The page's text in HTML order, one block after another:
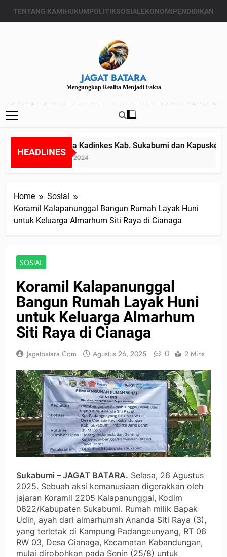
TENTANG KAMIHUKUMPOLITIKSOSIALEKONOMIPENDIDIKAN
JAGAT BATARA
Mengungkap Realita Menjadi Fakta
HEADLINES
Diduga Kadinkes Kab. Sukabumi dan
Juli 24, 2024
Home
Sosial
Koramil Kalapanunggal Bangun Rumah Layak Huni
untuk Keluarga Almarhum Siti Raya di Cianaga
SOSIAL
Koramil Kalapanunggal
Bangun Rumah Layak Huni
untuk Keluarga Almarhum
Siti Raya di Cianaga
Jagatbatara.com Agustus 26, 2025 0 2 Mins
Sukabumi – JAGAT BATARA. Selasa, 26 Agustus
2025. Sebuah aksi kemanusiaan digerakkan oleh
jajaran Koramil 2205 Kalapanunggal, Kodim
0622/Kabupaten Sukabumi. Rumah milik Bapak
Udin, ayah dari almarhumah Ananda Siti Raya (3),
yang terletak di Kampung Padangeunyang, RT 06
RW 03, Desa Cianaga, Kecamatan Kabandungan,
mulai dirobohkan pada Senin (25/8) untuk